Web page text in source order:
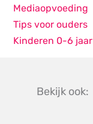
Mediaopvoeding
Tips voor ouders
Kinderen 0-6 jaar
Bekijk ook: